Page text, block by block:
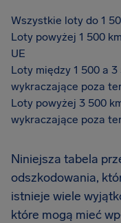
Wszystkie loty do 1
Loty powyżej 1 500
UE
Loty między 1 500 a 3
wykraczające poza
Loty powyżej 3 500
wykraczające poza
Niniejsza tabela
odszkodowania,
istnieje wiele
które mogą mieć